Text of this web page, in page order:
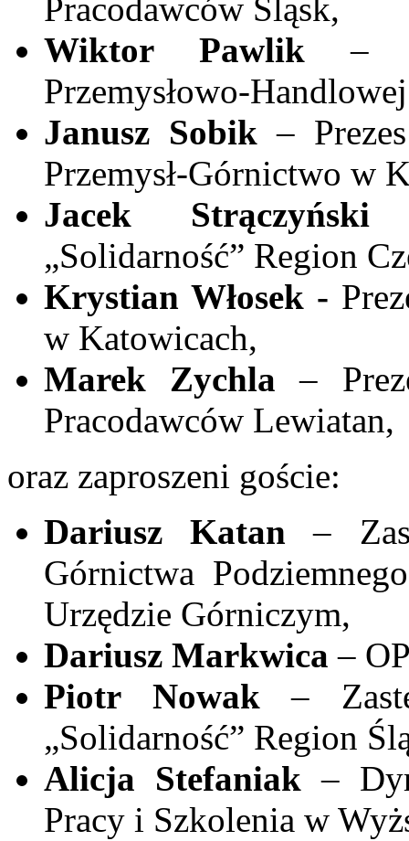
Pracodawców Śląsk,
Wiktor Pawlik–
Przemysłowo-
Janusz Sobik–
Przemysł-Górnictwo w
Jacek
„Solidarność” Region
Krystian Włosek -
w Katowicach,
Marek Zychla –
Pracodawców Lewiatan,
oraz zaproszeni goście:
Dariusz Katan–
Górnictwa
Urzędzie Górniczym,
Dariusz Markwica–
Piotr Nowak–
„Solidarność” Region
Alicja Stefaniak–
Pracy i Szkolenia w